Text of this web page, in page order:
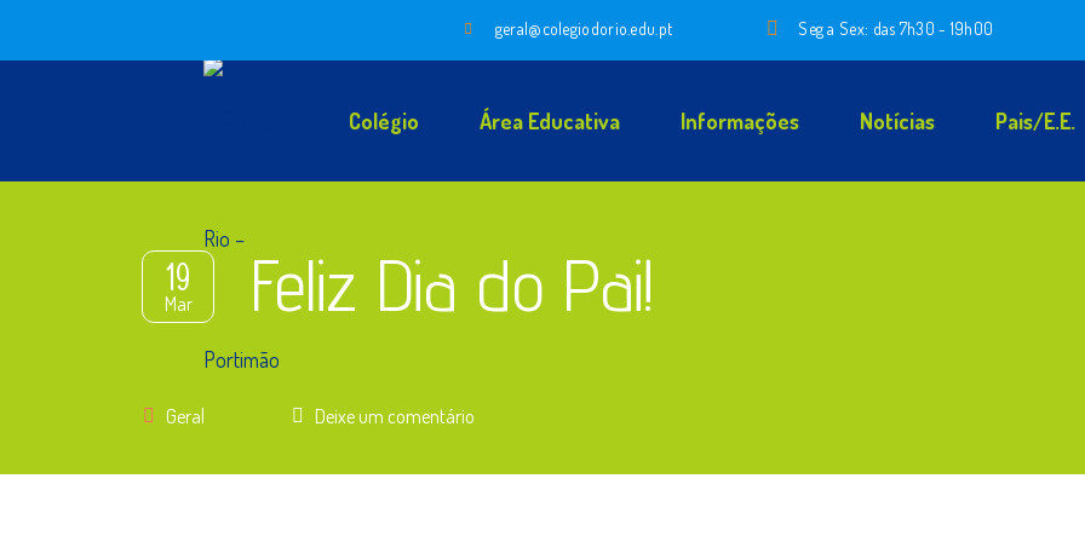
geral@colegiodorio.edu.pt Seg a Sex: das 7h30 - 19h00
Colégio Área Educativa Informações Notícias Pais/E.E.
19
Mar Feliz Dia do Pai!
Geral Deixe um comentário